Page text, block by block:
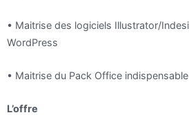
• Maitrise des logiciels Illustrator/
WordPress
• Maitrise du Pack Office indispensable
L’offre